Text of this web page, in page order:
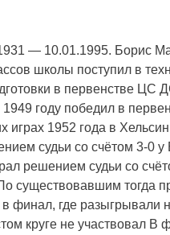
— 10.01.1995. Борис
школы поступил в
в первенстве
1949 году победил в
играх 1952 года в
судьи со счётом 3-0
решением судьи со
существовавшим тогда
в финал, где разыгрывали
круге не участвовал В